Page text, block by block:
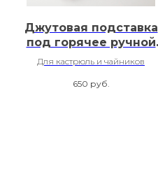
Джутовая подставка
под горячее ручной
работы
Для кастрюль и чайников
650 руб.